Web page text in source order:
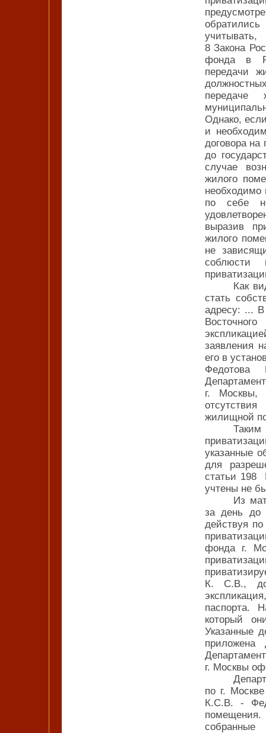
8 Закона
фонда в
передачи
передаче
Однако,
и
договора
до
случае
жилого
необходимо
по себе
выразив
жилого
не
соблюсти
Как
стать
адресу: ... В
заявления
его в
Федотова
г. Москвы,
жилищной
указанные
для
статьи 198
учтены не
Из
за день до
действуя
фонда г.
К. С.В.,
паспорта.
который
Указанные
приложена
г. Москвы
по г.
К.С.В. -